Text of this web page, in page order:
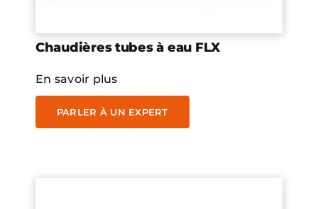
Chaudières tubes à eau FLX
En savoir plus
PARLER À UN EXPERT